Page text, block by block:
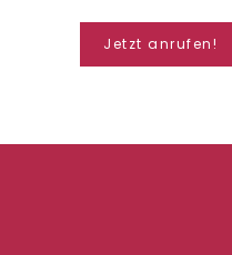
Jetzt anrufen!